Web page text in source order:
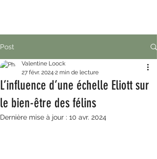
Post
L’influence d’une échelle Eliott sur
le bien-être des félins
Valentine Loock
27 févr. 2024 2 min de lecture
Dernière mise à jour : 10 avr. 2024